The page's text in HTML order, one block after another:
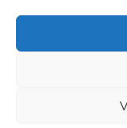
fuoco
minuti,
e